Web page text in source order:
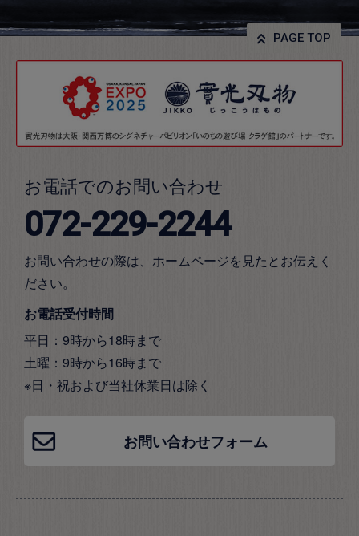
PAGE TOP
お電話でのお問い合わせ
072-229-2244
お問い合わせの際は、ホームページを見たとお伝えく
ださい。
お電話受付時間
平日：9時から18時まで
土曜：9時から16時まで
※日・祝および当社休業日は除く
お問い合わせフォーム